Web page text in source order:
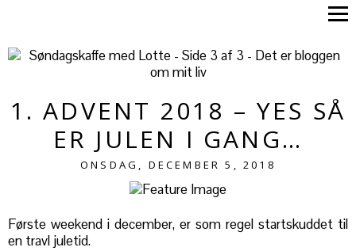
1. ADVENT 2018 – YES SÅ
ER JULEN I GANG…
ONSDAG, DECEMBER 5, 2018
Første weekend i december, er som regel startskuddet til
en travl juletid.